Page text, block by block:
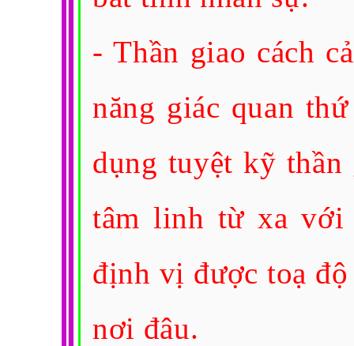
- Thần giao cách
năng giác quan
dụng tuyệt kỹ thần
tâm linh từ xa với
định vị được toạ
nơi đâu.